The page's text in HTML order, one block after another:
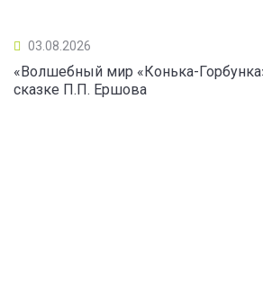
03.08.2026
«Волшебный мир «Конька-
сказке П.П. Ершова